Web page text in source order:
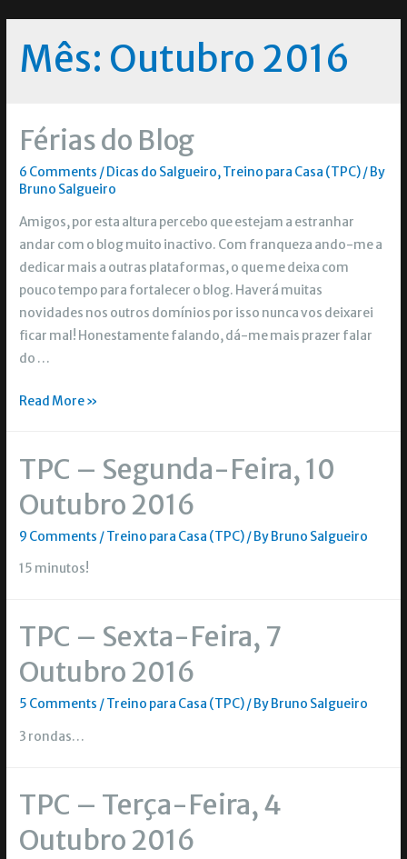
Mês: Outubro 2016
Férias do Blog
6 Comments / Dicas do Salgueiro,Treino para Casa (TPC)/ By
Bruno Salgueiro
Amigos, por esta altura percebo que estejam a estranhar
andar com o blog muito inactivo. Com franqueza ando-me a
dedicar mais a outras plataformas, o que me deixa com
pouco tempo para fortalecer o blog. Haverá muitas
novidades nos outros domínios por isso nunca vos deixarei
ficar mal! Honestamente falando, dá-me mais prazer falar
do …
Read More »
TPC – Segunda-Feira, 10
Outubro 2016
9 Comments /Treino para Casa (TPC)/ By Bruno Salgueiro
15 minutos!
TPC – Sexta-Feira, 7
Outubro 2016
5 Comments /Treino para Casa (TPC)/ By Bruno Salgueiro
3 rondas…
TPC – Terça-Feira, 4
Outubro 2016